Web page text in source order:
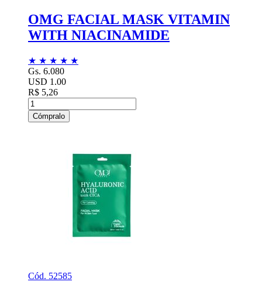
OMG FACIAL MASK VITAMIN
WITH NIACINAMIDE
★ ★ ★ ★ ★
Gs. 6.080
USD 1.00
R$ 5,26
Cómpralo
Cód. 52585